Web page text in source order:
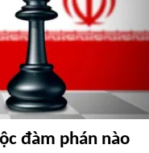
đàm phán nào